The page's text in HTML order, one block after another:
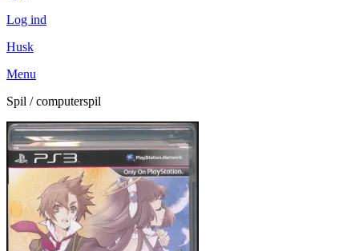
Log ind
Husk
Menu
Spil / computerspil